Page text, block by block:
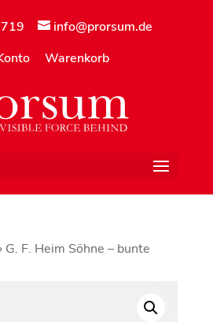
info@prorsum.de
Warenkorb
G. F. Heim Söhne – bunte